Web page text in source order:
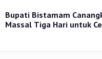
Bupati Bistamam
Massal Tiga Hari untuk